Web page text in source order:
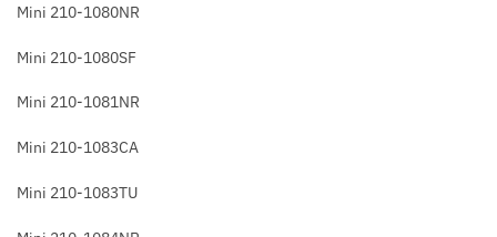
Mini 210-1080NR
Mini 210-1080SF
Mini 210-1081NR
Mini 210-1083CA
Mini 210-1083TU